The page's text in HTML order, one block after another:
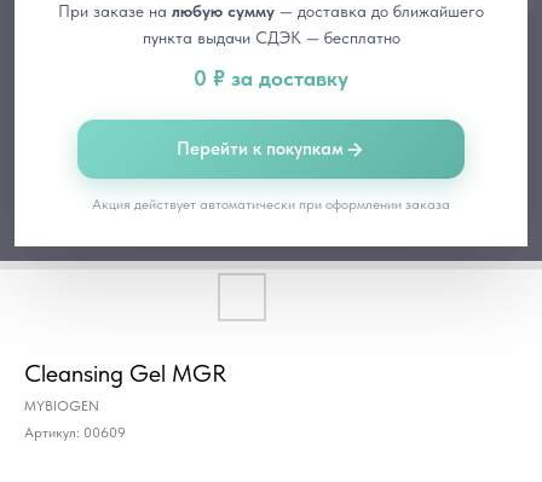
При заказе на любую сумму — доставка до ближайшего
пункта выдачи СДЭК — бесплатно
0 ₽ за доставку
Перейти к покупкам
Акция действует автоматически при оформлении заказа
Cleansing Gel MGR
MYBIOGEN
Артикул: 00609